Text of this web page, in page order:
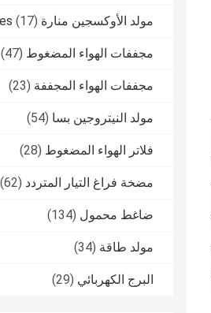
مولد الأوكسجين منارة Medaes (17)
مجففات الهواء المضغوط (47)
مجففات الهواء المجففة (23)
مولد النيتروجين بسا (54)
فلاتر الهواء المضغوط (28)
مضخة فراغ التيار المتردد (62)
ضاغط محمول (134)
مولد طاقة (34)
البرج الكهربائي (29)